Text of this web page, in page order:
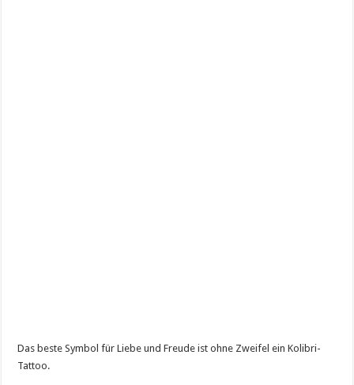
Das beste Symbol für Liebe und Freude ist ohne Zweifel ein Kolibri-
Tattoo.